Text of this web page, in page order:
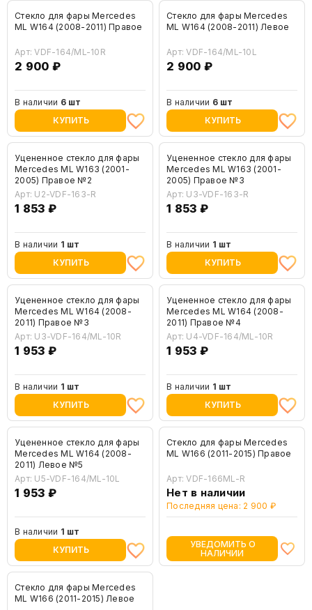
Стекло для фары Mercedes
ML W164 (2008-2011) Правое
Арт: VDF-164/ML-10R
2 900 ₽
В наличии 6 шт
КУПИТЬ
Стекло для фары Mercedes
ML W164 (2008-2011) Левое
Арт: VDF-164/ML-10L
2 900 ₽
В наличии 6 шт
КУПИТЬ
Уцененное стекло для фары
Mercedes ML W163 (2001-
2005) Правое №2
Арт: U2-VDF-163-R
1 853 ₽
В наличии 1 шт
КУПИТЬ
Уцененное стекло для фары
Mercedes ML W163 (2001-
2005) Правое №3
Арт: U3-VDF-163-R
1 853 ₽
В наличии 1 шт
КУПИТЬ
Уцененное стекло для фары
Mercedes ML W164 (2008-
2011) Правое №3
Арт: U3-VDF-164/ML-10R
1 953 ₽
В наличии 1 шт
КУПИТЬ
Уцененное стекло для фары
Mercedes ML W164 (2008-
2011) Правое №4
Арт: U4-VDF-164/ML-10R
1 953 ₽
В наличии 1 шт
КУПИТЬ
Уцененное стекло для фары
Mercedes ML W164 (2008-
2011) Левое №5
Арт: U5-VDF-164/ML-10L
1 953 ₽
В наличии 1 шт
КУПИТЬ
Стекло для фары Mercedes
ML W166 (2011-2015) Правое
Арт: VDF-166ML-R
Нет в наличии
Последняя цена: 2 900 ₽
УВЕДОМИТЬ О
НАЛИЧИИ
Стекло для фары Mercedes
ML W166 (2011-2015) Левое